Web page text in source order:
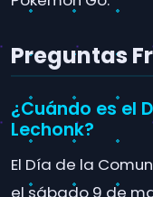
Preguntas
¿Cuándo es el
Lechonk?
El Día de la
el sábado 9 de